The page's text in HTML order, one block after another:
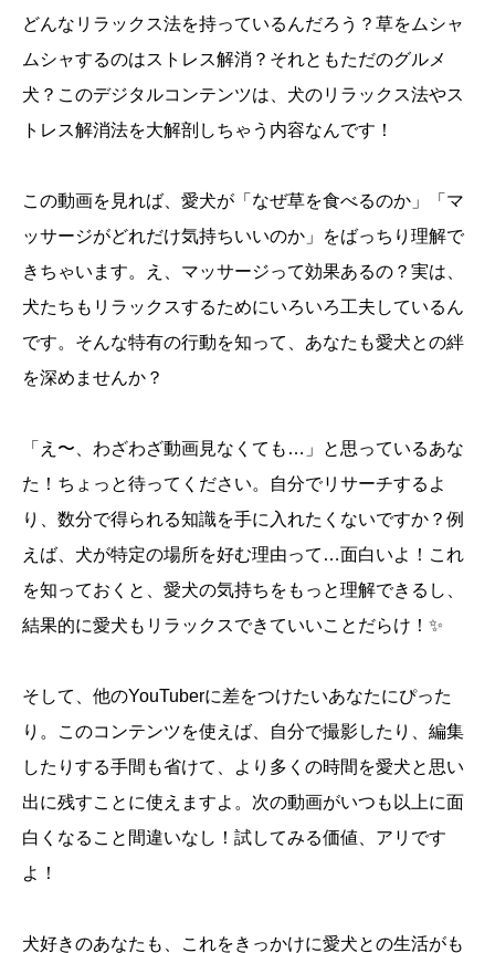
どんなリラックス法を持っているんだろう？草をムシャ
ムシャするのはストレス解消？それともただのグルメ
犬？このデジタルコンテンツは、犬のリラックス法やス
トレス解消法を大解剖しちゃう内容なんです！
この動画を見れば、愛犬が「なぜ草を食べるのか」「マ
ッサージがどれだけ気持ちいいのか」をばっちり理解で
きちゃいます。え、マッサージって効果あるの？実は、
犬たちもリラックスするためにいろいろ工夫しているん
です。そんな特有の行動を知って、あなたも愛犬との絆
を深めませんか？
「え〜、わざわざ動画見なくても…」と思っているあな
た！ちょっと待ってください。自分でリサーチするよ
り、数分で得られる知識を手に入れたくないですか？例
えば、犬が特定の場所を好む理由って…面白いよ！これ
を知っておくと、愛犬の気持ちをもっと理解できるし、
結果的に愛犬もリラックスできていいことだらけ！✨
そして、他のYouTuberに差をつけたいあなたにぴった
り。このコンテンツを使えば、自分で撮影したり、編集
したりする手間も省けて、より多くの時間を愛犬と思い
出に残すことに使えますよ。次の動画がいつも以上に面
白くなること間違いなし！試してみる価値、アリです
よ！
犬好きのあなたも、これをきっかけに愛犬との生活がも